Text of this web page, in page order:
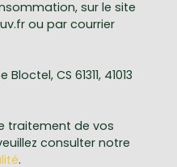
sur le site
ou par courrier
CS 61311, 41013
traitement de vos
consulter notre
.